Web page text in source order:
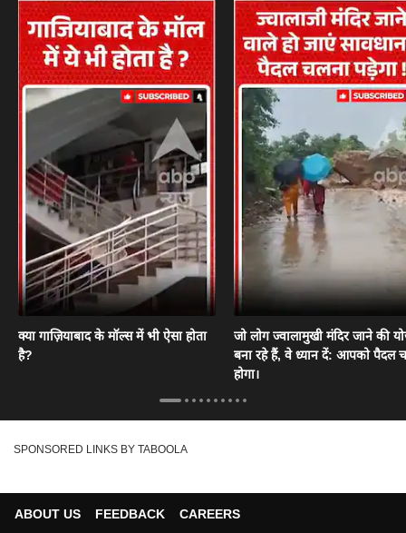
क्या गाज़ियाबाद के मॉल्स में भी ऐसा होता
है?
जो लोग ज्वालामुखी मंदिर जाने की
बना रहे हैं, वे ध्यान दें: आपको पैदल
होगा।
SPONSORED LINKS BY TABOOLA
ABOUT US FEEDBACK CAREERS